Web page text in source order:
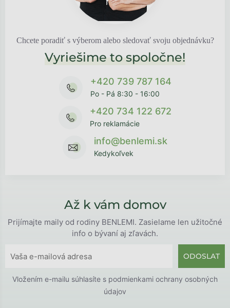
Chcete poradiť s výberom alebo sledovať svoju objednávku?
Vyriešime to spoločne!
+420 739 787 164
Po - Pá 8:30 - 16:00
+420 734 122 672
Pro reklamácie
info@benlemi.sk
Kedykoľvek
Až k vám domov
Prijímajte maily od rodiny BENLEMI. Zasielame len užitočné
info o bývaní aj zľavách.
ODOSLAT
Vložením e-mailu súhlasíte s podmienkami ochrany osobných
údajov